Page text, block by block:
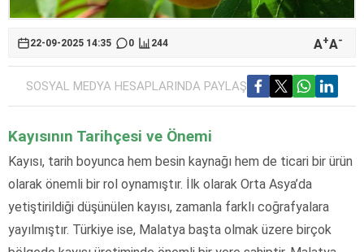
22-09-2025 14:35 0 244 A+A-
SOSYAL MEDYA HESAPLARINDA PAYLAŞ
Kayısının Tarihçesi ve Önemi
Kayısı, tarih boyunca hem besin kaynağı hem de ticari bir ürün
olarak önemli bir rol oynamıştır. İlk olarak Orta Asya’da
yetiştirildiği düşünülen kayısı, zamanla farklı coğrafyalara
yayılmıştır. Türkiye ise, Malatya başta olmak üzere birçok